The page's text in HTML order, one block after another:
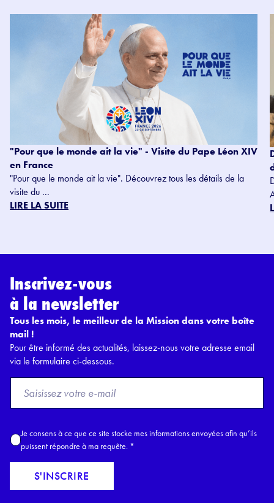
"Pour que le monde ait la vie" - Visite du Pape Léon XIV
en France
"Pour que le monde ait la vie". Découvrez tous les détails de la
visite du ...
LIRE LA SUITE
Inscrivez-vous
à la newsletter
Tous les mois, le meilleur de la Mission dans votre boîte
mail !
Pour être informé des actualités, laissez-nous votre adresse email
via le formulaire ci-dessous.
o
E
m
a
l
A
c
c
Je consens à ce que ce site stocke mes informations envoyées afin qu’ils
puissent répondre à ma requête. *
S'INSCRIRE